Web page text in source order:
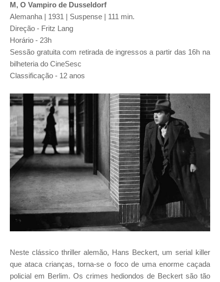
M, O Vampiro de Dusseldorf
Alemanha | 1931 | Suspense | 111 min.
Direção - Fritz Lang
Horário - 23h
Sessão gratuita com retirada de ingressos a partir das 16h na
bilheteria do CineSesc
Classificação - 12 anos
Neste clássico thriller alemão, Hans Beckert, um serial killer
que ataca crianças, torna-se o foco de uma enorme caçada
policial em Berlim. Os crimes hediondos de Beckert são tão